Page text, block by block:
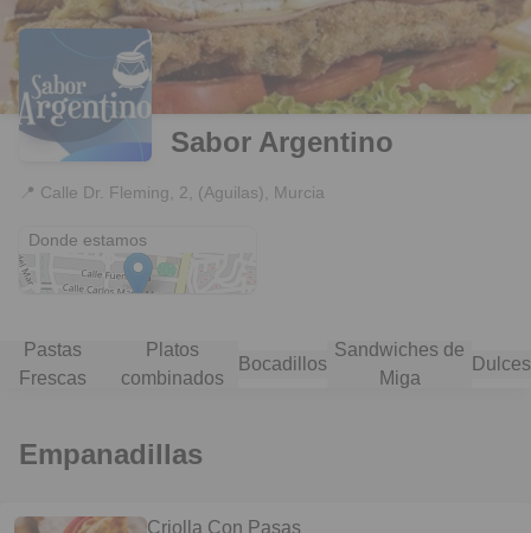
Sabor Argentino
📍 Calle Dr. Fleming, 2, (Aguilas), Murcia
Donde estamos
Pastas
Frescas
Platos
combinados
Bocadillos
Sandwiches de
Miga
Dulces
Empanadillas
Criolla Con Pasas